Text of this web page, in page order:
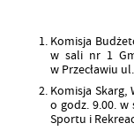
Komisja
w sali nr 1
w Przecławiu
Komisja
o godz. 9.00.
Sportu i